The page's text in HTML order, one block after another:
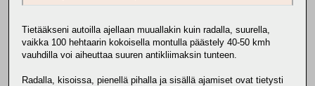
Tietääkseni autoilla ajellaan muuallakin kuin radalla, suurella,
vaikka 100 hehtaarin kokoisella montulla päästely 40-50 kmh
vauhdilla voi aiheuttaa suuren antikliimaksin tunteen.
Radalla, kisoissa, pienellä pihalla ja sisällä ajamiset ovat tietysti